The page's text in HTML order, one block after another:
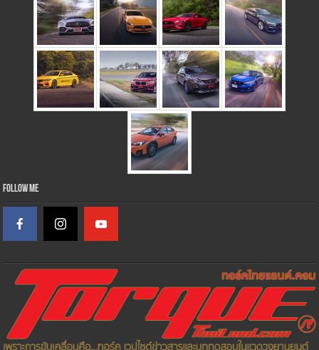
Follow Me